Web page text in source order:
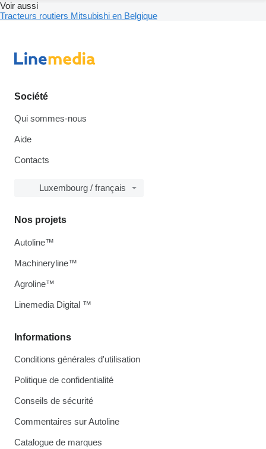
Voir aussi
Tracteurs routiers Mitsubishi en Belgique
Société
Qui sommes-nous
Aide
Contacts
Luxembourg / français
Informations
Conditions générales d'utilisation
Politique de confidentialité
Conseils de sécurité
Commentaires sur Autoline
Catalogue de marques
Nos projets
Autoline™
Machineryline™
Agroline™
Linemedia Digital ™